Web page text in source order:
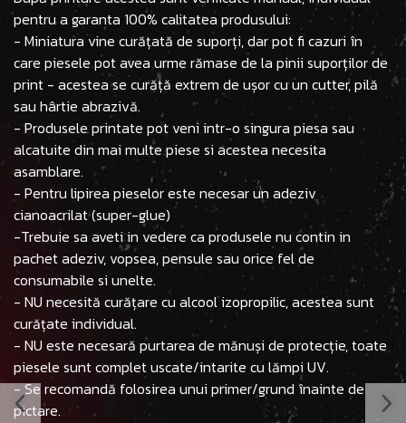
pentru a garanta 100% calitatea produsului:
- Miniatura vine curățată de suporți, dar pot fi cazuri în
care piesele pot avea urme rămase de la pinii suporților de
print - acestea se curăță extrem de ușor cu un cutter, pilă
sau hârtie abrazivă.
- Produsele printate pot veni intr-o singura piesa sau
alcatuite din mai multe piese si acestea necesita
asamblare.
- Pentru lipirea pieselor este necesar un adeziv
cianoacrilat (super-glue)
-Trebuie sa aveti in vedere ca produsele nu contin in
pachet adeziv, vopsea, pensule sau orice fel de
consumabile si unelte.
- NU necesită curățare cu alcool izopropilic, acestea sunt
curățate individual.
- NU este necesară purtarea de mănuși de protecție, toate
piesele sunt complet uscate/intarite cu lămpi UV.
- Se recomandă folosirea unui primer/grund înainte de
pictare.